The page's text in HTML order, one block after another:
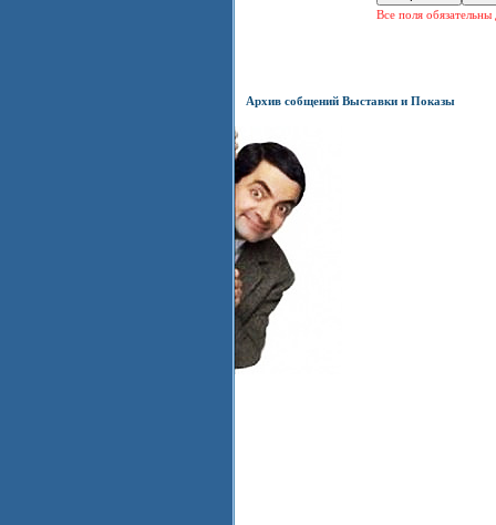
Все поля обязательны
Архив собщений Выставки и Показы